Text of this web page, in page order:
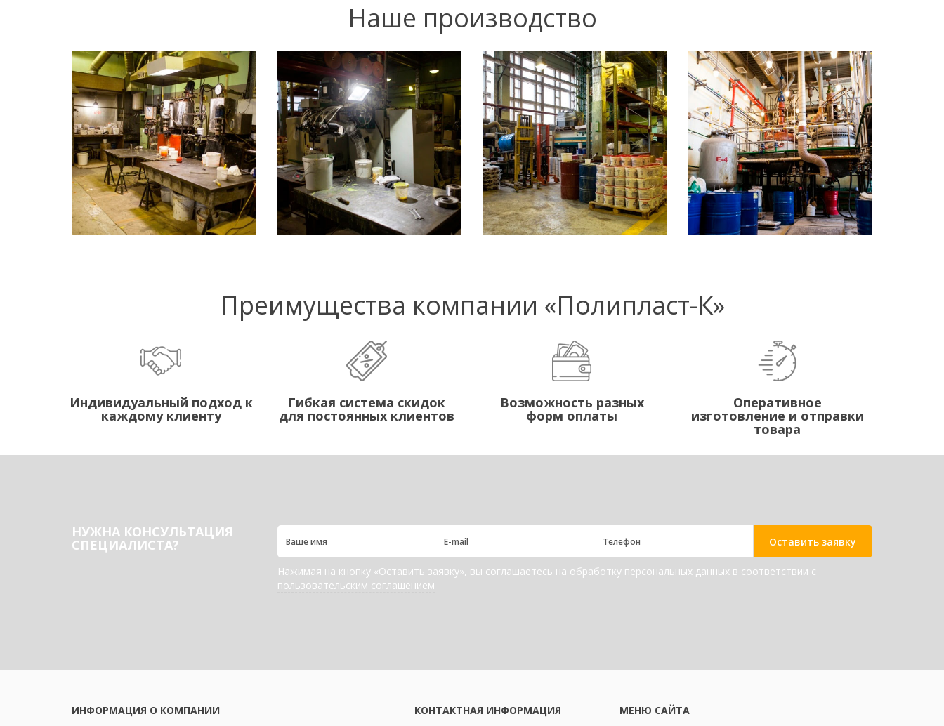
Наше производство
Преимущества компании «Полипласт-К»
Индивидуальный подход к
каждому клиенту
Гибкая система скидок
для постоянных клиентов
Возможность разных
форм оплаты
Оперативное
изготовление и отправки
товара
НУЖНА КОНСУЛЬТАЦИЯ
СПЕЦИАЛИСТА? Оставить заявку
Нажимая на кнопку «Оставить заявку», вы соглашаетесь на обработку персональных данных в соответствии с
пользовательским соглашением
ИНФОРМАЦИЯ О КОМПАНИИ КОНТАКТНАЯ ИНФОРМАЦИЯ МЕНЮ САЙТА